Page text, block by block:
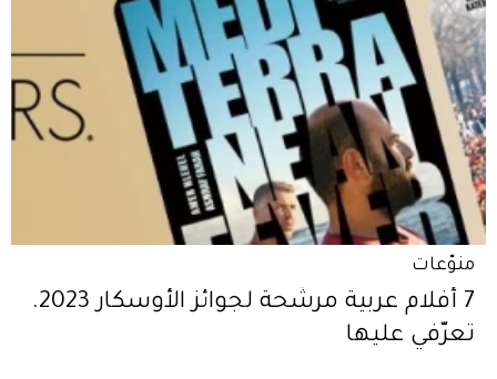
منوّعات
7 أفلام عربية مرشّحة لجوائز الأوسكار 2023.
تعرّفي عليها